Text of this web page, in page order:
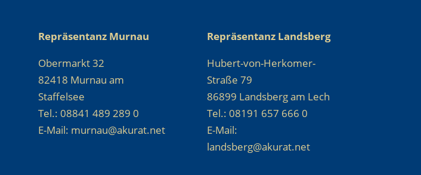
Repräsentanz Murnau
Obermarkt 32
82418 Murnau am
Staffelsee
Tel.: 08841 489 289 0
E-Mail: murnau@akurat.net
Repräsentanz Landsberg
Hubert-von-Herkomer-
Straße 79
86899 Landsberg am Lech
Tel.: 08191 657 666 0
E-Mail:
landsberg@akurat.net